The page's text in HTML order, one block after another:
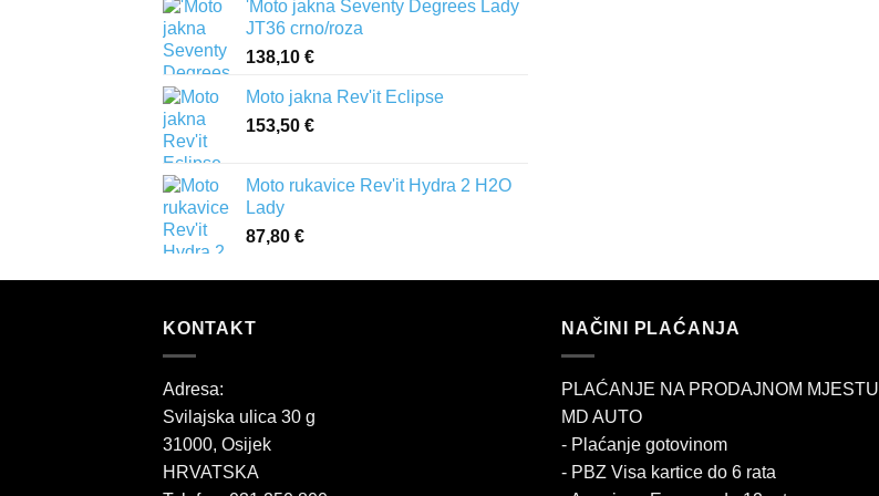
'Moto jakna Seventy Degrees Lady
JT36 crno/roza
138,10 €
Moto jakna Rev'it Eclipse
153,50 €
Moto rukavice Rev'it Hydra 2 H2O
Lady
87,80 €
KONTAKT
Adresa:
Svilajska ulica 30 g
31000, Osijek
HRVATSKA
NAČINI PLAĆANJA
PLAĆANJE NA PRODAJNOM MJESTU
MD AUTO
- Plaćanje gotovinom
- PBZ Visa kartice do 6 rata